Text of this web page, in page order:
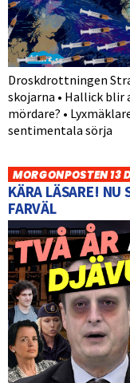
Droskdrottningen
skojarna • Hallick blir
mördare? •
sentimentala sörja
MORGONPOSTEN 13
KÄRA LÄSARE! NU
FARVÄL